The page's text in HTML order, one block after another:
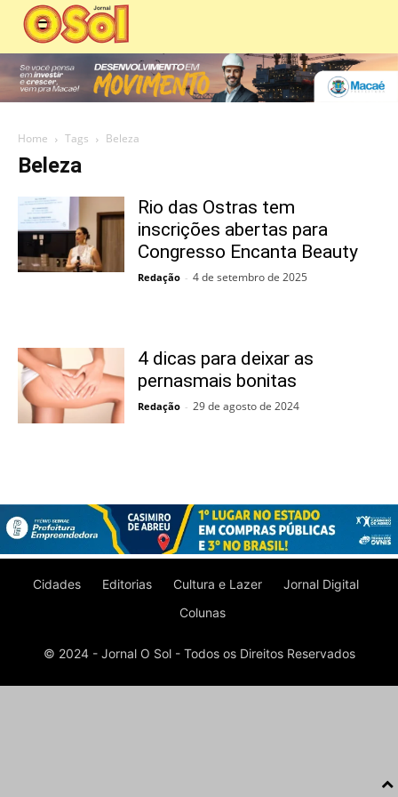
Home Tags Beleza
Beleza
Rio das Ostras tem
inscrições abertas para
Congresso Encanta Beauty
Redação - 4 de setembro de 2025
4 dicas para deixar as
pernasmais bonitas
Redação - 29 de agosto de 2024
Cidades Editorias Cultura e Lazer
Jornal Digital
Colunas
© 2024 - Jornal O Sol - Todos os Direitos Reservados